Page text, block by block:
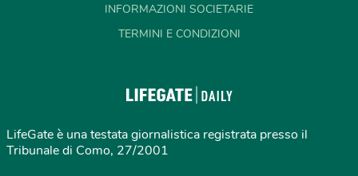
INFORMAZIONI SOCIETARIE
TERMINI E CONDIZIONI
LifeGate è una testata giornalistica registrata presso il
Tribunale di Como, 27/2001